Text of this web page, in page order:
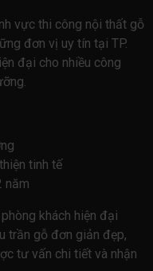
vực thi công nội thất gỗ
đơn vị uy tín tại TP.
đại cho nhiều công
tinh tế
năm
khách hiện đại
trần gỗ đơn giản đẹp,
tư vấn chi tiết và nhận